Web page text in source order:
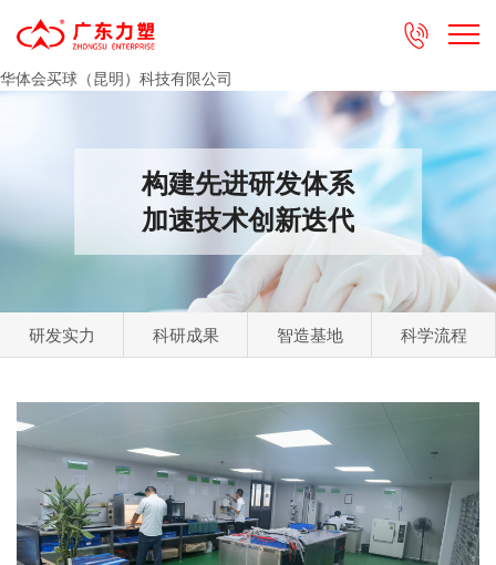
华体会买球（昆明）科技有限公司

构建先进研发体系
加速技术创新迭代
研发实力 科研成果 智造基地 科学流程